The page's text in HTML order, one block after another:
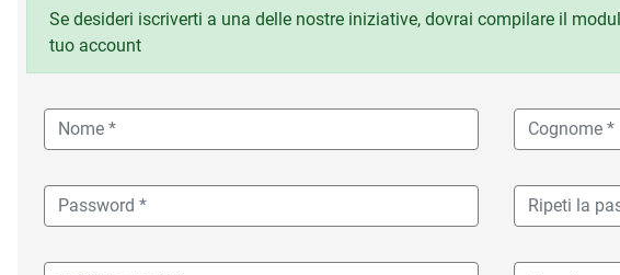
Se desideri iscriverti a una delle nostre iniziative, dovrai compilare il
tuo account